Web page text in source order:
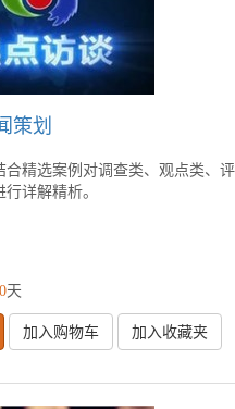
策划
合精选案例对调查类、观点类、
详解精析。
天
加入购物车 加入收藏夹